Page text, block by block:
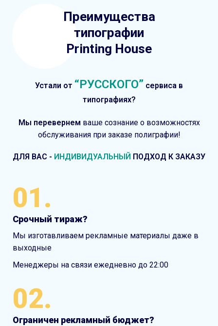
Преимущества
типографии
Printing House
Устали от “РУССКОГО” сервиса в
типографиях?
Мы перевернем ваше сознание о возможностях
обслуживания при заказе полиграфии!
ДЛЯ ВАС - ИНДИВИДУАЛЬНЫЙ ПОДХОД К ЗАКАЗУ
01.
Срочный тираж?
Мы изготавливаем рекламные материалы даже в
выходные
Менеджеры на связи ежедневно до 22:00
02.
Ограничен рекламный бюджет?